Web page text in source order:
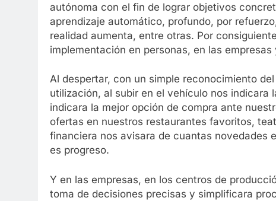
autónoma con el fin de lograr objetivos
aprendizaje automático, profundo, por
realidad aumenta, entre otras. Por
implementación en personas, en las
Al despertar, con un simple reconocimiento
utilización, al subir en el vehículo nos indicara
indicara la mejor opción de compra ante
ofertas en nuestros restaurantes favoritos,
financiera nos avisara de cuantas novedades
es progreso.
Y en las empresas, en los centros de
toma de decisiones precisas y simplificara